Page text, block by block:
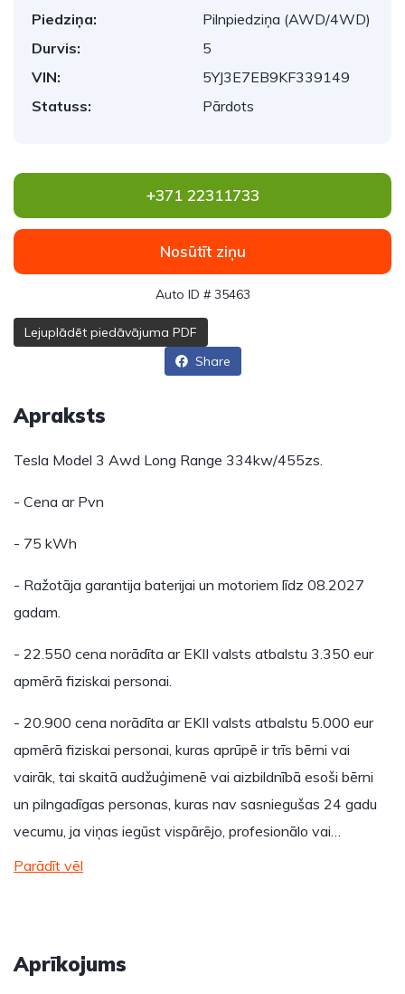
Piedziņa:
Pilnpiedziņa (AWD/4WD)
Durvis:
5
VIN:
5YJ3E7EB9KF339149
Statuss:
Pārdots
+371 22311733
Nosūtīt ziņu
Auto ID # 35463
Lejuplādēt piedāvājuma PDF
Share
Apraksts
Tesla Model 3 Awd Long Range 334kw/455zs.
- Cena ar Pvn
- 75 kWh
- Ražotāja garantija baterijai un motoriem līdz 08.2027
gadam.
- 22.550 cena norādīta ar EKII valsts atbalstu 3.350 eur
apmērā fiziskai personai.
- 20.900 cena norādīta ar EKII valsts atbalstu 5.000 eur
apmērā fiziskai personai, kuras aprūpē ir trīs bērni vai
vairāk, tai skaitā audžuģimenē vai aizbildnībā esoši bērni
un pilngadīgas personas, kuras nav sasniegušas 24 gadu
vecumu, ja viņas iegūst vispārējo, profesionālo vai…
Parādīt vēl
Aprīkojums